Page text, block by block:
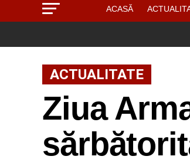
ACASĂ
ACTUALITATE
Ziua